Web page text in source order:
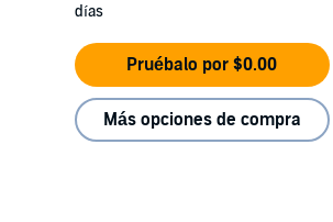
días
Pruébalo por $0.00
Más opciones de compra